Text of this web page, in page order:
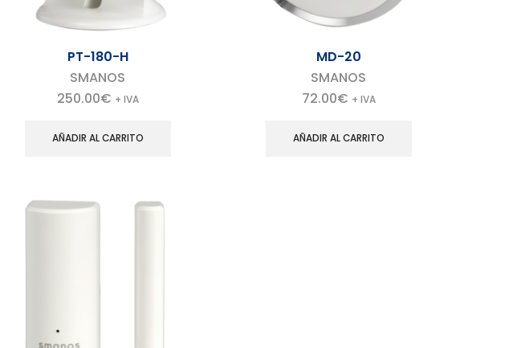
PT-180-H
SMANOS
250.00€ + IVA
AÑADIR AL CARRITO
MD-20
SMANOS
72.00€ + IVA
AÑADIR AL CARRITO